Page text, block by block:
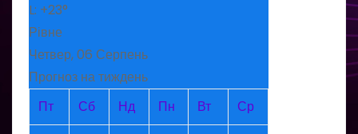
L: +23°
Рівне
Четвер, 06 Серпень
Прогноз на тиждень
Пт
Сб Нд Пн Вт Ср